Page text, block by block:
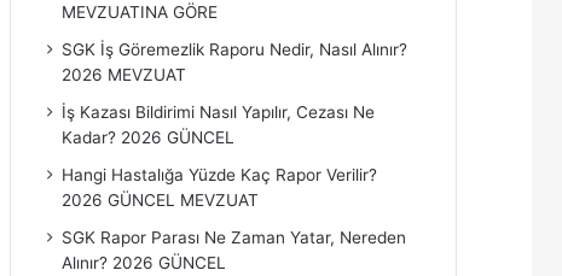
MEVZUATINA GÖRE
SGK İş Göremezlik Raporu Nedir, Nasıl Alınır?
2026 MEVZUAT
İş Kazası Bildirimi Nasıl Yapılır, Cezası Ne
Kadar? 2026 GÜNCEL
Hangi Hastalığa Yüzde Kaç Rapor Verilir?
2026 GÜNCEL MEVZUAT
SGK Rapor Parası Ne Zaman Yatar, Nereden
Alınır? 2026 GÜNCEL